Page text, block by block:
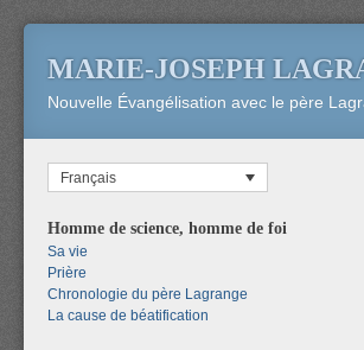
MARIE-JOSEPH
Nouvelle Évangélisation avec le père
Français
Homme de science, homme de foi
Sa vie
Prière
Chronologie du père Lagrange
La cause de béatification